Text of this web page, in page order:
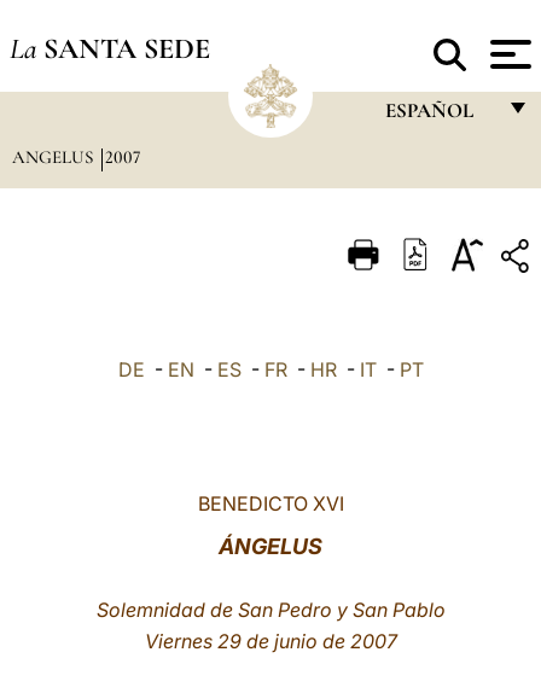
La SANTA SEDE
ESPAÑOL
ITALIANO
ANGELUS 2007
DE - EN - ES- FR- HR- IT- PT
BENEDICTO XVI
ÁNGELUS
Solemnidad de San Pedro y San Pablo
Viernes 29 de junio de 2007